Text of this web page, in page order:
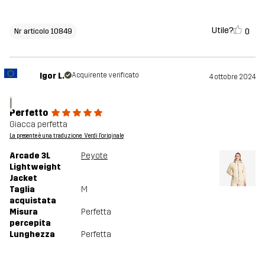
Nr articolo 10849 Utile? 0
I
Igor L. Acquirente verificato 4 ottobre 2024
Perfetto
Giacca perfetta
La presente è una traduzione. Verdi l'originale
Arcade 3L
Lightweight
Jacket
Peyote
Taglia
acquistata
M
Misura
percepita
Perfetta
Lunghezza Perfetta